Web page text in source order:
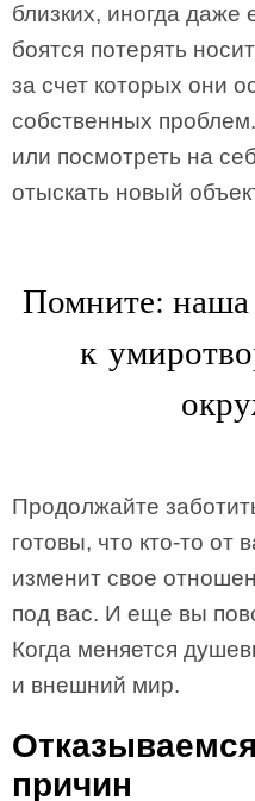
близких, иногда
боятся потерять
за счет которых они
собственных
или посмотреть на
отыскать новый
Помните: наша
к
Продолжайте
готовы, что кто-то от
изменит свое
под вас. И еще вы
Когда меняется
и внешний мир.
причин